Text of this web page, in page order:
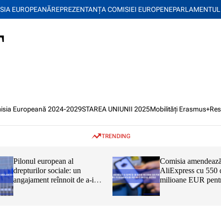
EUROPEANĂREPREZENTANŢA COMISIEI EUROPENE
Europeană 2024-2029STAREA UNIUNII 2025Mobilități Erasmus+
TRENDING
Pilonul european al
drepturilor sociale: un
angajament reînnoit de a-i
proteja și a-i capacita pe
cetățenii UE
Comisia
AliExpress cu 550
milioane EUR
încălcarea
privind serviciile